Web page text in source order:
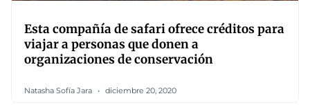
Esta compañía de safari ofrece créditos para
viajar a personas que donen a
organizaciones de conservación
Natasha Sofía Jara diciembre 20, 2020